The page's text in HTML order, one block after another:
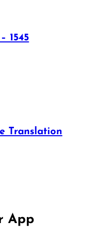
1545
Translation
App